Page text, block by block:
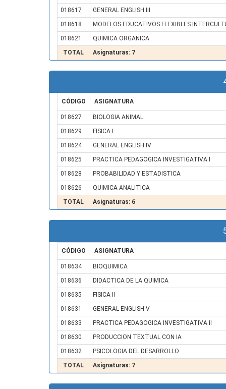
018617
GENERAL ENGLISH III
018618
MODELOS EDUCATIVOS FLEXIBLES
018621
QUIMICA ORGANICA
TOTAL
Asignaturas: 7
CÓDIGO ASIGNATURA
018627
BIOLOGIA ANIMAL
018629
FISICA I
018624
GENERAL ENGLISH IV
018625
PRACTICA PEDAGOGICA INVESTIGATIVA I
018628
PROBABILIDAD Y ESTADISTICA
018626
QUIMICA ANALITICA
TOTAL
Asignaturas: 6
CÓDIGO ASIGNATURA
018634
BIOQUIMICA
018636
DIDACTICA DE LA QUIMICA
018635
FISICA II
018631
GENERAL ENGLISH V
018633
PRACTICA PEDAGOGICA INVESTIGATIVA II
018630
PRODUCCION TEXTUAL CON IA
018632
PSICOLOGIA DEL DESARROLLO
TOTAL
Asignaturas: 7